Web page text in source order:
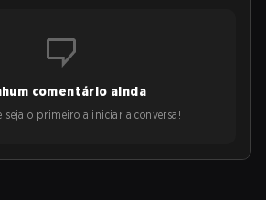
comentário ainda
seja o primeiro a iniciar a conversa!